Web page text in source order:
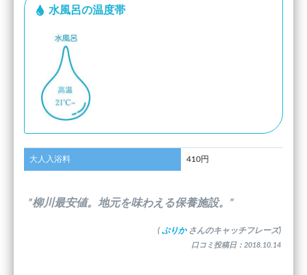
水風呂の温度帯
大人入浴料 410円
”柳川最安値。地元を味わえる保養施設。”
( ぷりか さんのキャッチフレーズ)
口コミ投稿日：2018.10.14